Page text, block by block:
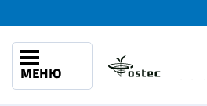
МЕНЮ